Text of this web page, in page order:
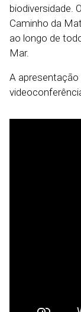
biodiversidade.
Caminho da
ao longo de
Mar.
A